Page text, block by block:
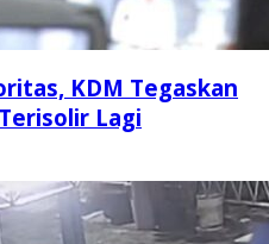
KDM Tegaskan
Lagi